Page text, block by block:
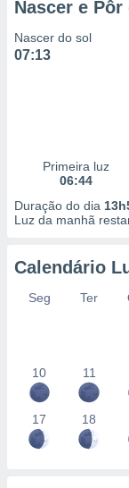
Nascer e Pôr
Nascer do sol
07:13
Primeira luz
06:44
Duração do dia
Luz da manhã
Calendário
Seg Ter
10 11
17 18